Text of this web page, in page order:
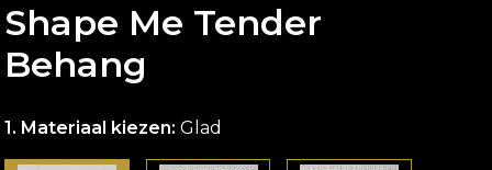
Shape Me Tender
Behang
Materiaal kiezen:Glad